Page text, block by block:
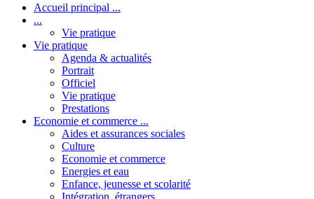
Accueil principal ...
...
Vie pratique
Vie pratique
Agenda & actualités
Portrait
Officiel
Vie pratique
Prestations
Economie et commerce ...
Aides et assurances sociales
Culture
Economie et commerce
Energies et eau
Enfance, jeunesse et scolarité
Intégration, étrangers